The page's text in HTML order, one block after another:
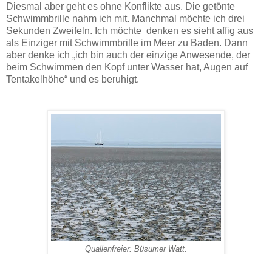
Diesmal aber geht es ohne Konflikte aus. Die getönte
Schwimmbrille nahm ich mit. Manchmal möchte ich drei
Sekunden Zweifeln. Ich möchte denken es sieht affig aus
als Einziger mit Schwimmbrille im Meer zu Baden. Dann
aber denke ich „ich bin auch der einzige Anwesende, der
beim Schwimmen den Kopf unter Wasser hat, Augen auf
Tentakelhöhe“ und es beruhigt.
Quallenfreier: Büsumer Watt.